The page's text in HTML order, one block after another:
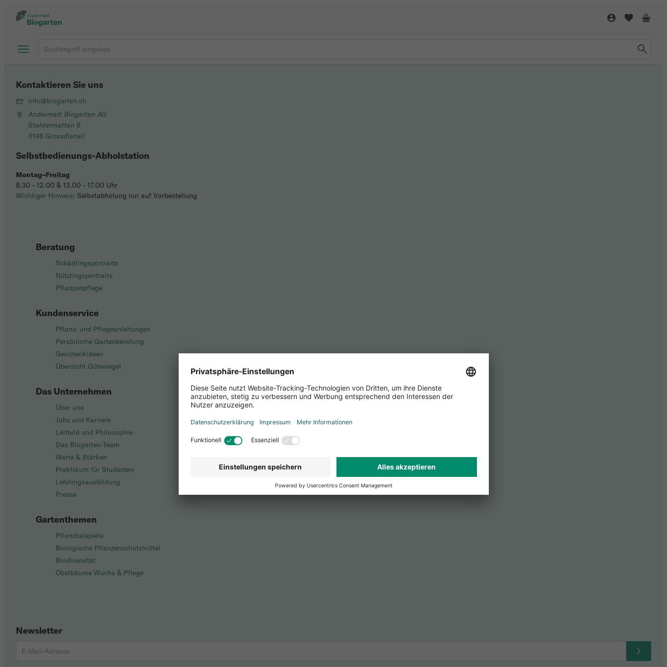
Beratung
Schädlingsportraits
Nützlingsportraits
Pflanzenpflege
Kundenservice
Pflanz- und Pflegeanleitungen
Persönliche Gartenberatung
Geschenkideen
Übersicht Gütesiegel
Das Unternehmen
Über uns
Jobs und Karriere
Leitbild und Philosophie
Das Biogarten-Team
Werte & Stärken
Praktikum für Studenten
Lehrlingsausbildung
Presse
Gartenthemen
Pflanzbeispiele
Biologische Pflanzenschutzmittel
Biodiversität
Obstbäume Wuchs & Pflege
Newsletter
Kontaktieren Sie uns
info@biogarten.ch
Andermatt Biogarten AG
Stahlermatten 6
6146 Grossdietwil
Selbstbedienungs-Abholstation
Montag–Freitag
8.30 - 12.00 & 13.00 - 17.00 Uhr
Wichtiger Hinweis: Selbstabholung nur auf Vorbestellung